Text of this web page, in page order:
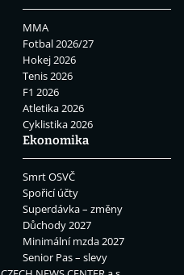
MMA
Fotbal 2026/27
Hokej 2026
Tenis 2026
F1 2026
Atletika 2026
Cyklistika 2026
Ekonomika
Smrt OSVČ
Spořicí účty
Superdávka – změny
Důchody 2027
Minimální mzda 2027
Senior Pas – slevy